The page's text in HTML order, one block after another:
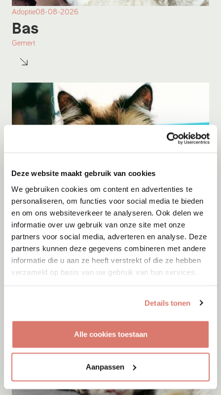
Deze website maakt gebruik van cookies
We gebruiken cookies om content en advertenties te
personaliseren, om functies voor social media te bieden
en om ons websiteverkeer te analyseren. Ook delen we
informatie over uw gebruik van onze site met onze
partners voor social media, adverteren en analyse. Deze
partners kunnen deze gegevens combineren met andere
informatie die u aan ze heeft verstrekt of die ze hebben
verzameld op basis van uw gebruik van hun services.
Details tonen
Alle cookies toestaan
Aanpassen
Adoptie08-08-2026
Bas
Gemert
Adoptie 08-08-2026
Beer
Gent